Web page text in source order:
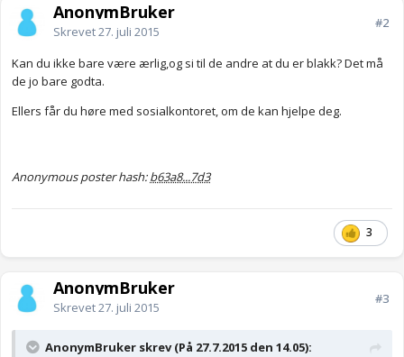
AnonymBruker
Skrevet27. juli 2015
#2
Kan du ikke bare være ærlig,og si til de andre at du er blakk? Det må
de jo bare godta.
Ellers får du høre med sosialkontoret, om de kan hjelpe deg.
Anonymous poster hash:b63a8...7d3
3
AnonymBruker
Skrevet27. juli 2015
#3
AnonymBruker skrev (På 27.7.2015 den 14.05):